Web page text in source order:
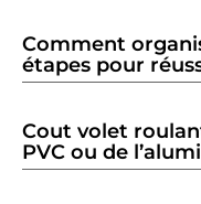
Comment
étapes pour
Cout volet
PVC ou de